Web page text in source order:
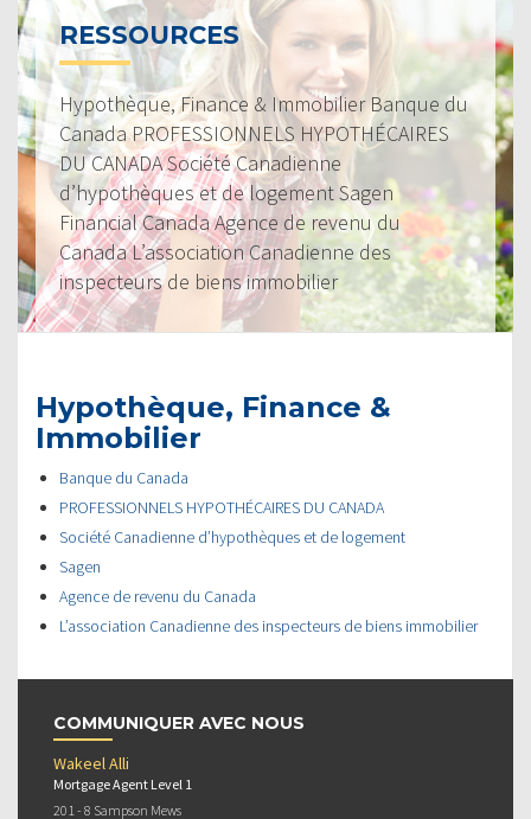
RESSOURCES
Hypothèque, Finance & Immobilier Banque du
Canada PROFESSIONNELS HYPOTHÉCAIRES
DU CANADA Société Canadienne
d’hypothèques et de logement Sagen
Financial Canada Agence de revenu du
Canada L’association Canadienne des
inspecteurs de biens immobilier
Hypothèque, Finance &
Immobilier
Banque du Canada
PROFESSIONNELS HYPOTHÉCAIRES DU CANADA
Société Canadienne d’hypothèques et de logement
Sagen
Agence de revenu du Canada
L’association Canadienne des inspecteurs de biens immobilier
COMMUNIQUER AVEC NOUS
Wakeel Alli
Mortgage Agent Level 1
201 - 8 Sampson Mews